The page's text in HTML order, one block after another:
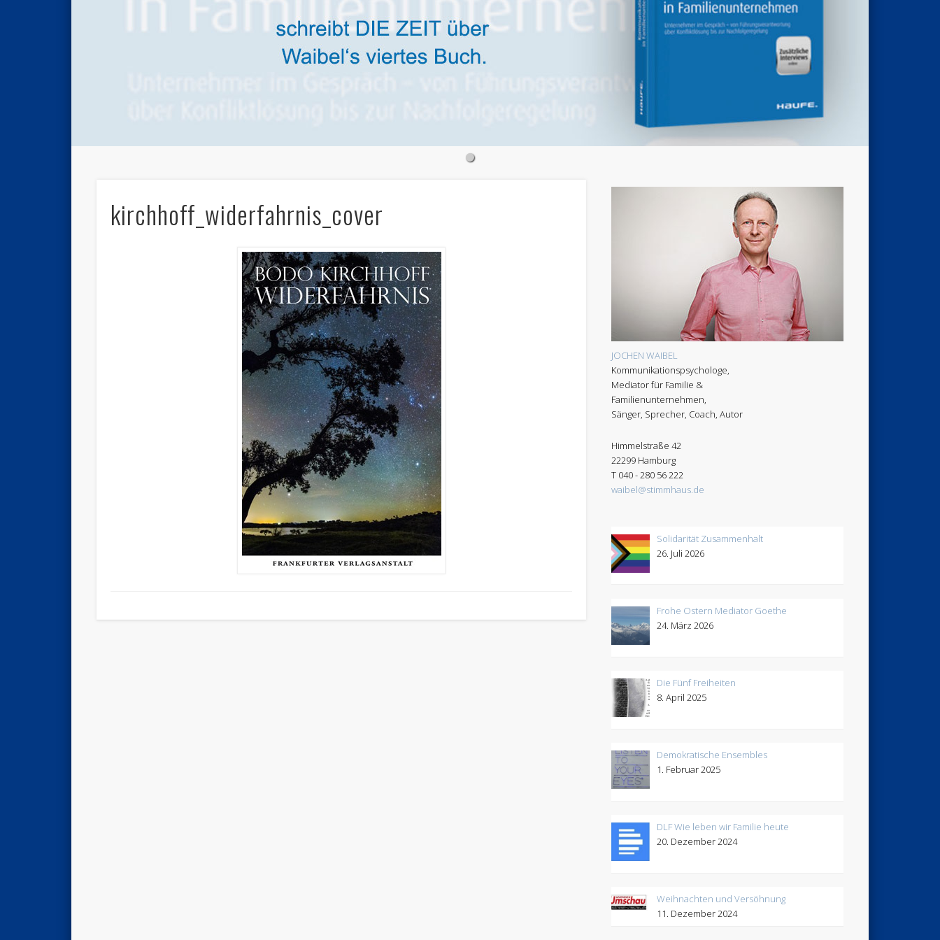
kirchhoff_widerfahrnis_cover
JOCHEN WAIBEL
Kommunikationspsychologe,
Mediator für Familie &
Familienunternehmen,
Sänger, Sprecher, Coach, Autor
Himmelstraße 42
22299 Hamburg
T 040 - 280 56 222
waibel@stimmhaus.de
Solidarität Zusammenhalt
26. Juli 2026
Frohe Ostern Mediator Goethe
24. März 2026
Die Fünf Freiheiten
8. April 2025
Demokratische Ensembles
1. Februar 2025
DLF Wie leben wir Familie heute
20. Dezember 2024
Weihnachten und Versöhnung
11. Dezember 2024